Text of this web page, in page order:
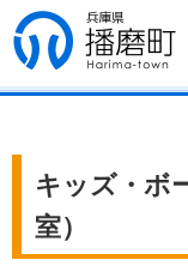
兵庫県 播磨
町
キッズ・ボ
室）